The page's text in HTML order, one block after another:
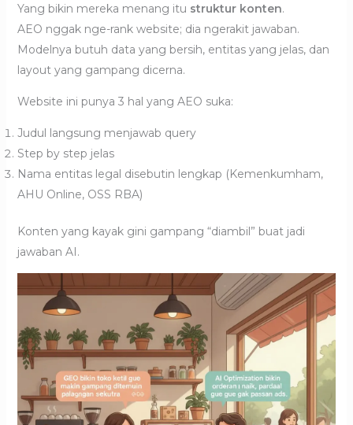
Yang bikin mereka menang itu struktur konten.
AEO nggak nge-rank website; dia ngerakit jawaban.
Modelnya butuh data yang bersih, entitas yang jelas, dan
layout yang gampang dicerna.
Website ini punya 3 hal yang AEO suka:
Judul langsung menjawab query
Step by step jelas
Nama entitas legal disebutin lengkap (Kemenkumham,
AHU Online, OSS RBA)
Konten yang kayak gini gampang “diambil” buat jadi
jawaban AI.